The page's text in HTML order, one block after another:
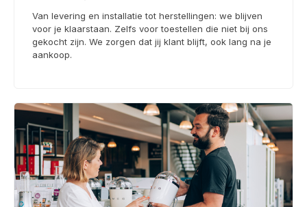
Van levering en installatie tot herstellingen: we blijven
voor je klaarstaan. Zelfs voor toestellen die niet bij ons
gekocht zijn. We zorgen dat jij klant blijft, ook lang na je
aankoop.